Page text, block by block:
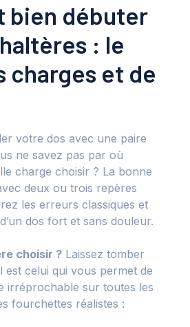
bien débuter
: le
charges et de
votre dos avec une paire
ne savez pas par où
charge choisir ? La bonne
deux ou trois repères
les erreurs classiques et
dos fort et sans douleur.
choisir ? Laissez tomber
est celui qui vous permet de
irréprochable sur toutes les
fourchettes réalistes :